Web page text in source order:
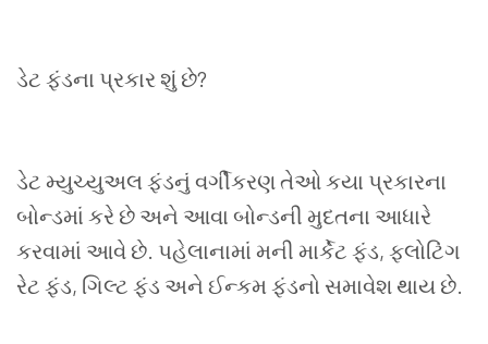
ડેટ ફંડના પ્રકાર શું છે?
ડેટ મ્યુચ્યુઅલ ફંડનું વર્ગીકરણ તેઓ કયા પ્રકારના
બોન્ડમાં કરે છે અને આવા બોન્ડની મુદતના આધારે
કરવામાં આવે છે. પહેલાનામાં મની માર્કેટ ફંડ, ફ્લોટિંગ
રેટ ફંડ, ગિલ્ટ ફંડ અને ઈન્કમ ફંડનો સમાવેશ થાય છે.